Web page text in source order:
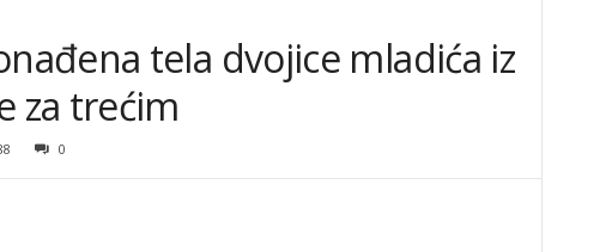
tela dvojice mladića iz
za trećim
0